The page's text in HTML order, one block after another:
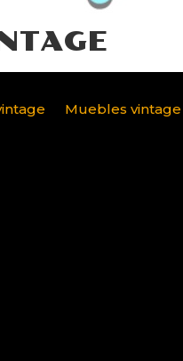
Muebles vintage